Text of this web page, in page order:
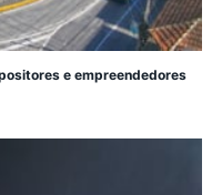
e empreendedores